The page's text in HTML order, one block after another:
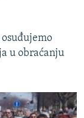
u obraćanju